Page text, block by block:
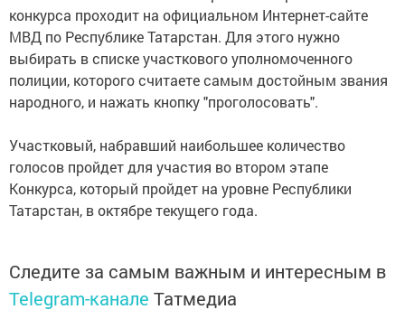
конкурса проходит на официальном Интернет-сайте
МВД по Республике Татарстан. Для этого нужно
выбирать в списке участкового уполномоченного
полиции, которого считаете самым достойным звания
народного, и нажать кнопку "проголосовать".
Участковый, набравший наибольшее количество
голосов пройдет для участия во втором этапе
Конкурса, который пройдет на уровне Республики
Татарстан, в октябре текущего года.
Следите за самым важным и интересным в
Telegram-канале Татмедиа